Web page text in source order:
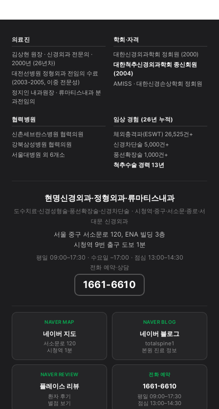
의료진
김상현 원장 · 신경외과 전문의 ·
2000년 (26년차)
대전선병원 정형외과 전임의 수료
(2003-2005, 이중 전문성)
정지인 내과원장 · 류마티스내과 분
과전임의
학회·자격
대한신경외과학회 정회원 (2000)
대한척추신경외과학회 종신회원
(2004)
AMISS · 대한신경손상학회 정회원
협력병원
신촌세브란스병원 협력의원
강북삼성병원 협력의원
서울대병원 외 6개소
임상 경험 (26년 누적)
체외충격파(ESWT) 26,525건+
신경차단술 5,000건+
풍선확장술 1,000건+
척추수술 경력 13년
현명신경외과·정형외과·류마티스내과
도수치료·신경성형술·풍선확장술·신경차단술 · 시청역·중구·서소문·종로·서
대문 신경외과
서울 중구 서소문로 120, ENA 빌딩 3층
시청역 9번 출구 도보 1분
평일 09:00–17:30 · 수요일 –17:00 · 점심 13:00–14:30
전화 예약·상담
1661-6610
NAVER MAP
네이버 지도
서소문로 120
시청역 1분
NAVER BLOG
네이버 블로그
totalspine1
본원 진료 정보
NAVER REVIEW
플레이스 리뷰
환자 후기
별점 보기
전화 예약
1661-6610
평일 09:00–17:30
점심 13:00–14:30